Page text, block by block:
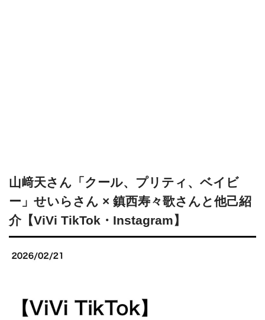
山﨑天さん「クール、プリティ、ベイビ
ー」せいらさん × 鎮西寿々歌さんと他己紹
介【ViVi TikTok・Instagram】